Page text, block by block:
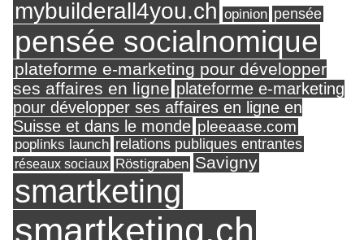
mybuilderall4you.ch opinion pensée
pensée socialnomique
plateforme e-marketing pour développer
ses affaires en ligne plateforme e-marketing
pour développer ses affaires en ligne en
Suisse et dans le monde pleeaase.com
poplinks launch relations publiques entrantes
réseaux sociaux Röstigraben Savigny
smartketing
smartketing.ch